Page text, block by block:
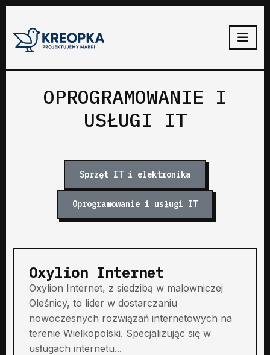
OPROGRAMOWANIE I
USŁUGI IT
Sprzęt IT i elektronika
Oprogramowanie i usługi IT
Oxylion Internet
Oxylion Internet, z siedzibą w malowniczej
Oleśnicy, to lider w dostarczaniu
nowoczesnych rozwiązań internetowych na
terenie Wielkopolski. Specjalizując się w
usługach internetu...